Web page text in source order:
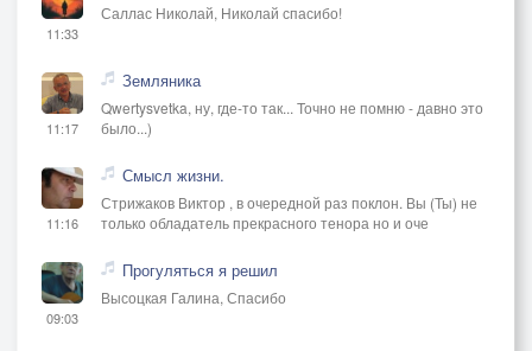
11:33
Саллас Николай, Николай спасибо!
11:17
Земляника
Qwertysvetka, ну, где-то так... Точно не помню - давно это
было...)
11:16
Смысл жизни.
Стрижаков Виктор , в очередной раз поклон. Вы (Ты) не
только обладатель прекрасного тенора но и оче
09:03
Прогуляться я решил
Высоцкая Галина, Спасибо